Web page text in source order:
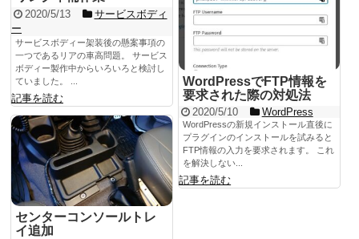
2020/5/13
サービスボディ
ー
サービスボディー架装後の懸案事項の
一つであるリアの車高問題。 サービス
ボディー製作中からいろいろと検討し
ていました。 ...
記事を読む
WordPressでFTP情報を
要求された際の対処法
2020/5/10 WordPress
WordPressの新規インストール直後に
プラグインのインストールを試みると
FTP情報の入力を要求されます。 これ
を解決しない...
記事を読む
センターコンソールトレ
イ追加